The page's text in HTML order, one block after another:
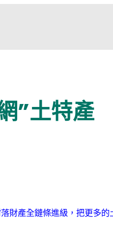
”土特產
財產全鏈條進級，把更多的